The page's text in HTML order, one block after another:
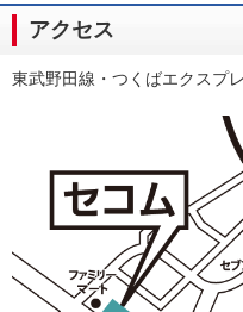
アクセス
東武野田線・つくばエクスプ